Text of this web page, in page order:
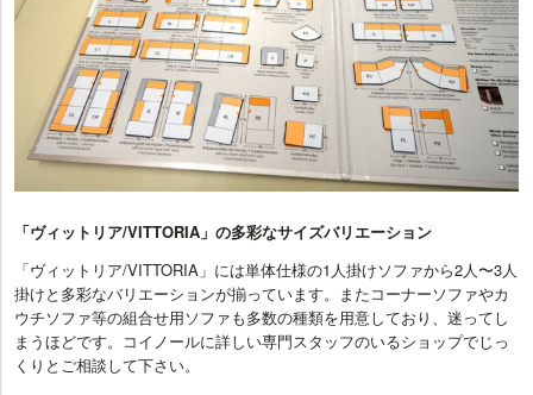
「ヴィットリア/VITTORIA」の多彩なサイズバリエーション
「ヴィットリア/VITTORIA」には単体仕様の1人掛けソファから2人〜3人
掛けと多彩なバリエーションが揃っています。またコーナーソファやカ
ウチソファ等の組合せ用ソファも多数の種類を用意しており、迷ってし
まうほどです。コイノールに詳しい専門スタッフのいるショップでじっ
くりとご相談して下さい。